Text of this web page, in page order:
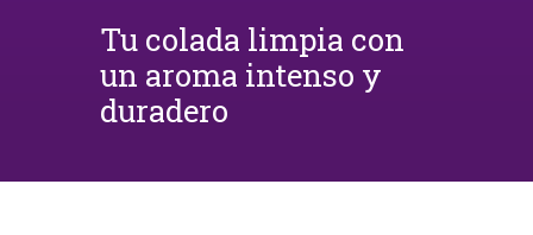
Tu colada limpia con
un aroma intenso y
duradero